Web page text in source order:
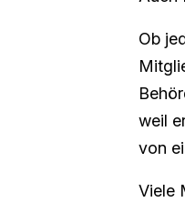
Ob
weil
von
Viele